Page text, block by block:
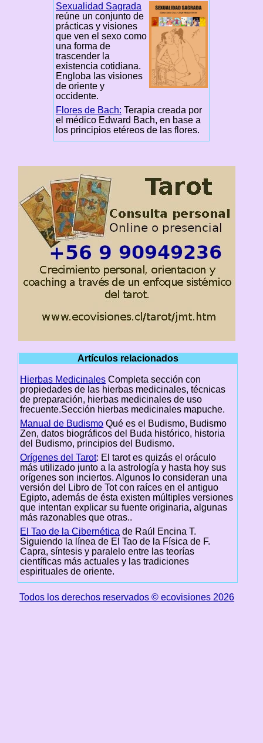
Sexualidad Sagrada
reúne un conjunto de
prácticas y visiones
que ven el sexo como
una forma de
trascender la
existencia cotidiana.
Engloba las visiones
de oriente y
occidente.
Flores de Bach: Terapia creada por
el médico Edward Bach, en base a
los principios etéreos de las flores.
Artículos relacionados
Hierbas Medicinales Completa sección con
propiedades de las hierbas medicinales, técnicas
de preparación, hierbas medicinales de uso
frecuente.Sección hierbas medicinales mapuche.
Manual de Budismo Qué es el Budismo, Budismo
Zen, datos biográficos del Buda histórico, historia
del Budismo, principios del Budismo.
Orígenes del Tarot: El tarot es quizás el oráculo
más utilizado junto a la astrología y hasta hoy sus
orígenes son inciertos. Algunos lo consideran una
versión del Libro de Tot con raíces en el antiguo
Egipto, además de ésta existen múltiples versiones
que intentan explicar su fuente originaria, algunas
más razonables que otras..
El Tao de la Cibernética de Raúl Encina T.
Siguiendo la línea de El Tao de la Física de F.
Capra, síntesis y paralelo entre las teorías
científicas más actuales y las tradiciones
espirituales de oriente.
Todos los derechos reservados © ecovisiones 2026